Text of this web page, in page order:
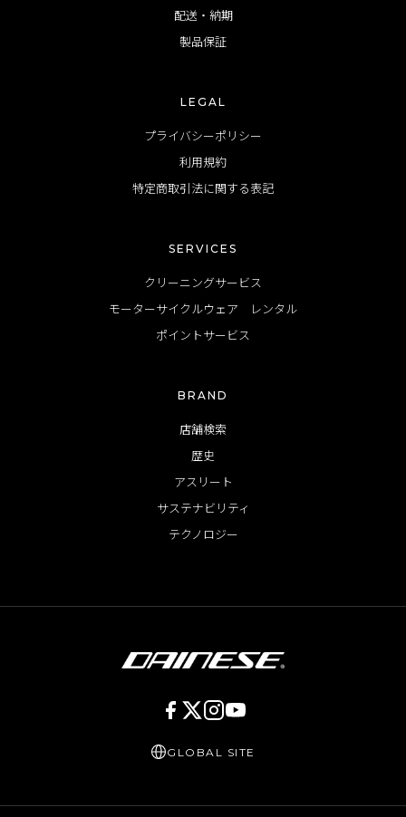
配送・納期
製品保証
LEGAL
プライバシーポリシー
利用規約
特定商取引法に関する表記
SERVICES
クリーニングサービス
モーターサイクルウェア レンタル
ポイントサービス
BRAND
店舗検索
歴史
アスリート
サステナビリティ
テクノロジー
GLOBAL SITE